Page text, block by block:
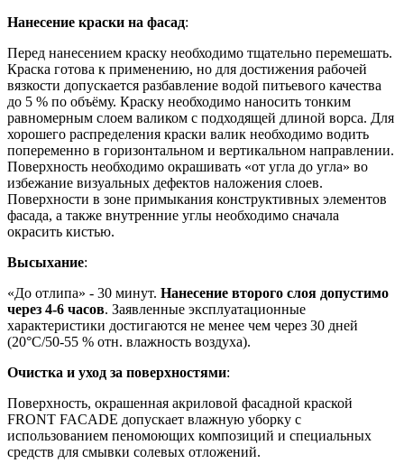
Нанесение краски на фасад:
Перед нанесением краску необходимо тщательно перемешать.
Краска готова к применению, но для достижения рабочей
вязкости допускается разбавление водой питьевого качества
до 5 % по объёму. Краску необходимо наносить тонким
равномерным слоем валиком с подходящей длиной ворса. Для
хорошего распределения краски валик необходимо водить
попеременно в горизонтальном и вертикальном направлении.
Поверхность необходимо окрашивать «от угла до угла» во
избежание визуальных дефектов наложения слоев.
Поверхности в зоне примыкания конструктивных элементов
фасада, а также внутренние углы необходимо сначала
окрасить кистью.
Высыхание:
«До отлипа» - 30 минут. Нанесение второго слоя допустимо
через 4-6 часов. Заявленные эксплуатационные
характеристики достигаются не менее чем через 30 дней
(20°C/50-55 % отн. влажность воздуха).
Очистка и уход за поверхностями:
Поверхность, окрашенная акриловой фасадной краской
FRONT FACADE допускает влажную уборку с
использованием пеномоющих композиций и специальных
средств для смывки солевых отложений.